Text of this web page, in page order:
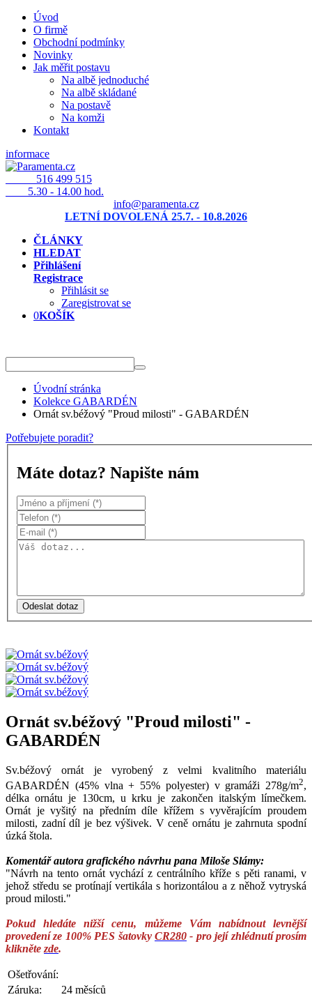
Úvod
O firmě
Obchodní podmínky
Novinky
Jak měřit postavu
Na albě jednoduché
Na albě skládané
Na postavě
Na komži
Kontakt
informace
516 499 515
5.30 - 14.00 hod.
info@paramenta.cz
LETNÍ DOVOLENÁ 25.7. - 10.8.2026
ČLÁNKY
HLEDAT
Přihlášení
Registrace
Přihlásit se
Zaregistrovat se
0KOŠÍK
Úvodní stránka
Kolekce GABARDÉN
Ornát sv.béžový "Proud milosti" - GABARDÉN
Potřebujete poradit?
Máte dotaz? Napište nám
Odeslat dotaz
Ornát sv.béžový "Proud milosti" -
GABARDÉN
Sv.béžový ornát je vyrobený z velmi kvalitního materiálu
GABARDÉN (45% vlna + 55% polyester) v gramáži 278g/m2,
délka ornátu je 130cm, u krku je zakončen italským límečkem.
Ornát je vyšitý na předním díle křížem s vyvěrajícím proudem
milosti, zadní díl je bez výšivek. V ceně ornátu je zahrnuta spodní
úzká štola.
Komentář autora grafického návrhu pana Miloše Slámy:
"Návrh na tento ornát vychází z centrálního kříže s pěti ranami, v
jehož středu se protínají vertikála s horizontálou a z něhož vytryská
proud milosti."
Pokud hledáte nižší cenu, můžeme Vám nabídnout levnější
provedení ze 100% PES šatovky CR280 - pro její zhlédnutí prosím
kliknětezde.
Ošetřování:
Záruka:
24 měsíců